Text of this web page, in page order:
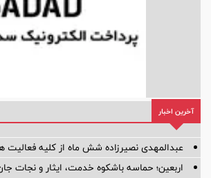
آخرین اخبار
عبدالمهدی نصیرزاده شش ماه از کلیه
اربعین؛ حماسه باشکوه خدمت، ایثار و نجات